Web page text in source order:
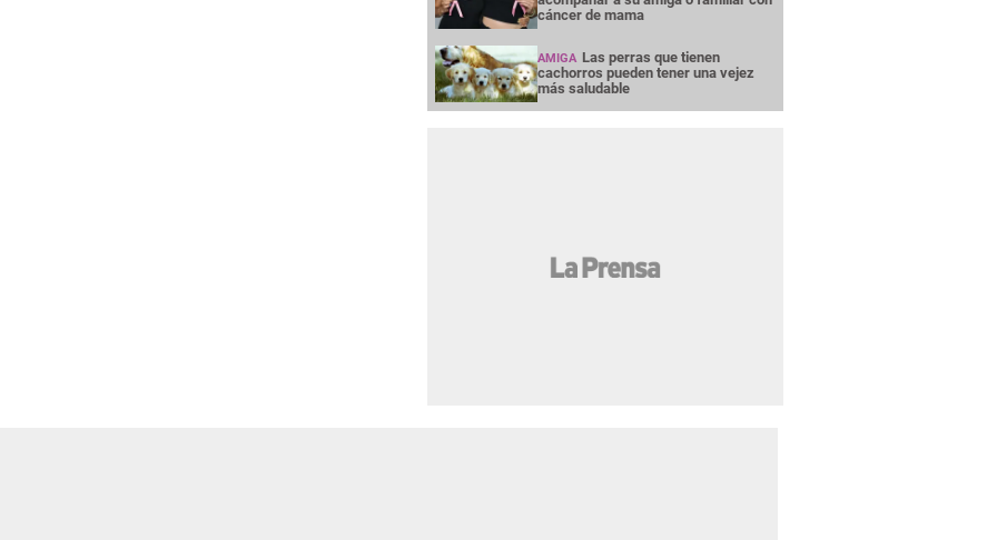
cáncer de mama
AMIGA Las perras que tienen
cachorros pueden tener una vejez
más saludable